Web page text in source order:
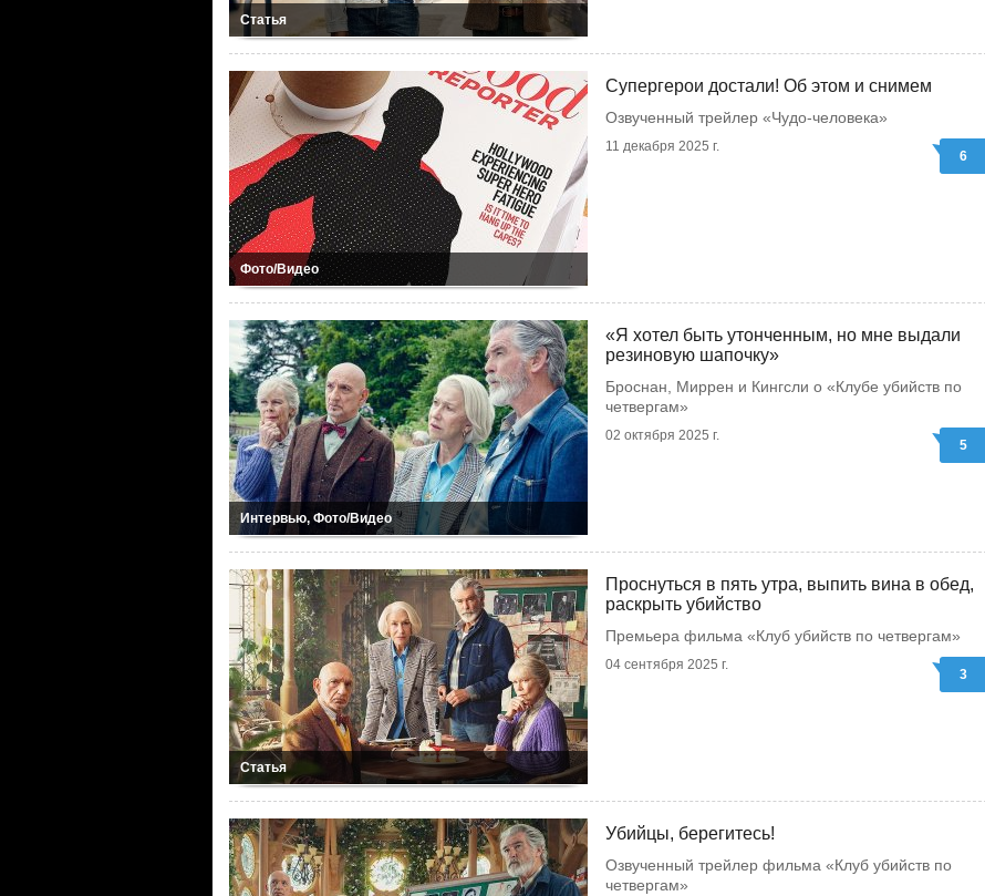
Статья
Фото/Видео
Супергерои достали! Об этом и снимем
Озвученный трейлер «Чудо-человека»
11 декабря 2025 г.
6
Интервью, Фото/Видео
«Я хотел быть утонченным, но мне выдали
резиновую шапочку»
Броснан, Миррен и Кингсли о «Клубе убийств по
четвергам»
02 октября 2025 г.
5
Статья
Проснуться в пять утра, выпить вина в обед,
раскрыть убийство
Премьера фильма «Клуб убийств по четвергам»
04 сентября 2025 г.
3
Убийцы, берегитесь!
Озвученный трейлер фильма «Клуб убийств по
четвергам»